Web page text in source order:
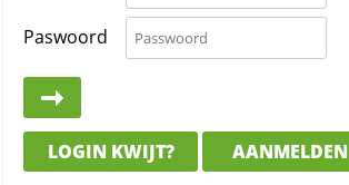
Paswoord
LOGIN KWIJT? AANMELDEN